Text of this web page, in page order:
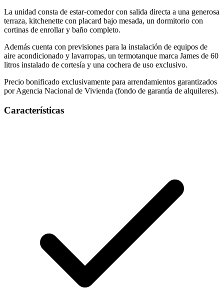
La unidad consta de estar-comedor con salida directa a una generosa
terraza, kitchenette con placard bajo mesada, un dormitorio con
cortinas de enrollar y baño completo.
Además cuenta con previsiones para la instalación de equipos de
aire acondicionado y lavarropas, un termotanque marca James de 60
litros instalado de cortesía y una cochera de uso exclusivo.
Precio bonificado exclusivamente para arrendamientos garantizados
por Agencia Nacional de Vivienda (fondo de garantía de alquileres).
Características